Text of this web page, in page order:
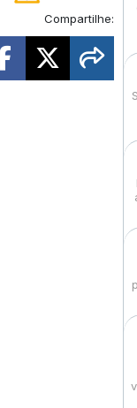
Compartilhe: